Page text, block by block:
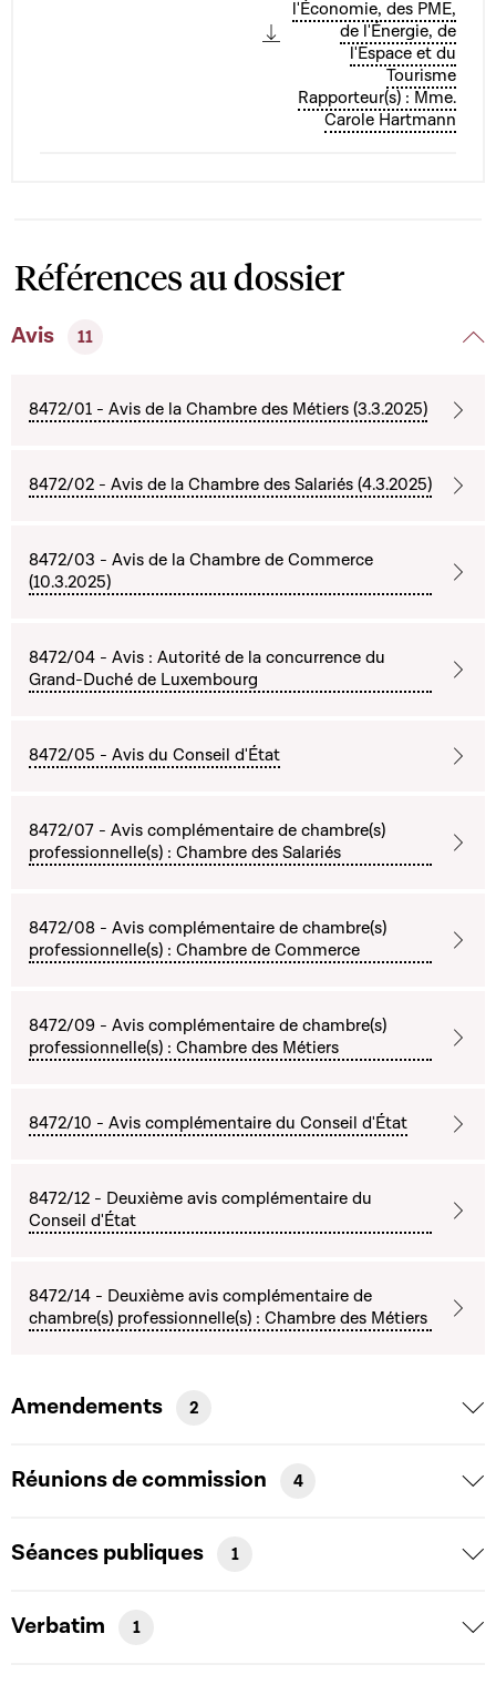
l'Économie, des PME,
de l'Énergie, de
l'Espace et du
Tourisme
Rapporteur(s) : Mme.
Carole Hartmann
Références au dossier
Avis 11
8472/01 - Avis de la Chambre des Métiers (3.3.2025)
8472/02 - Avis de la Chambre des Salariés (4.3.2025)
8472/03 - Avis de la Chambre de Commerce
(10.3.2025)
8472/04 - Avis : Autorité de la concurrence du
Grand-Duché de Luxembourg
8472/05 - Avis du Conseil d'État
8472/07 - Avis complémentaire de chambre(s)
professionnelle(s) : Chambre des Salariés
8472/08 - Avis complémentaire de chambre(s)
professionnelle(s) : Chambre de Commerce
8472/09 - Avis complémentaire de chambre(s)
professionnelle(s) : Chambre des Métiers
8472/10 - Avis complémentaire du Conseil d'État
8472/12 - Deuxième avis complémentaire du
Conseil d'État
8472/14 - Deuxième avis complémentaire de
chambre(s) professionnelle(s) : Chambre des Métiers
Amendements 2
Réunions de commission 4
Séances publiques 1
Verbatim 1